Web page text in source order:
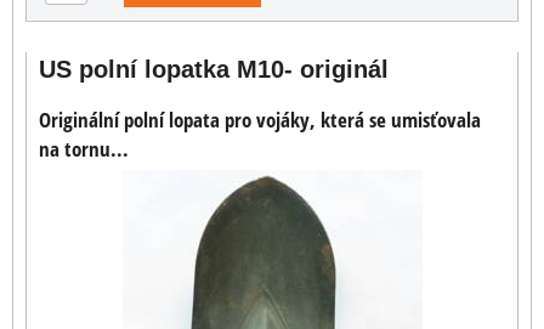
US polní lopatka M10- originál
Originální polní lopata pro vojáky, která se umisťovala
na tornu...